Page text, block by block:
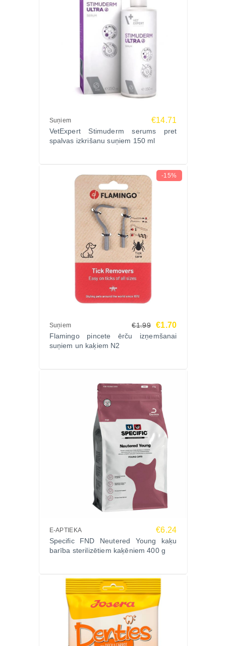
Suņiem €14.71
VetExpert Stimuderm serums pret
spalvas izkrišanu suņiem 150 ml
-15%
Suņiem €1.99 €1.70
Flamingo pincete ērču izņemšanai
suņiem un kaķiem N2
E-APTIEKA €6.24
Specific FND Neutered Young kaķu
barība sterilizētiem kaķēniem 400 g